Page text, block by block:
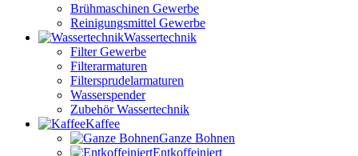
Brühmaschinen Gewerbe
Reinigungsmittel Gewerbe
Wassertechnik
Filter Gewerbe
Filterarmaturen
Filtersprudelarmaturen
Wasserspender
Zubehör Wassertechnik
Kaffee
Ganze Bohnen
Entkoffeiniert